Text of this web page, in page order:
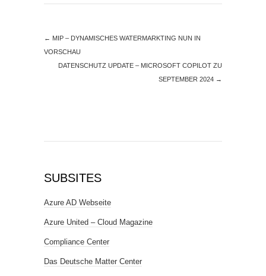
← MIP – DYNAMISCHES WATERMARKTING NUN IN
VORSCHAU
DATENSCHUTZ UPDATE – MICROSOFT COPILOT ZU
SEPTEMBER 2024 →
SUBSITES
Azure AD Webseite
Azure United – Cloud Magazine
Compliance Center
Das Deutsche Matter Center